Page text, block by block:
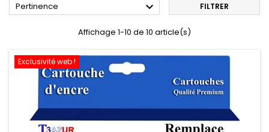
Pertinence  FILTRER
Affichage 1-10 de 10 article(s)
Exclusivité web !